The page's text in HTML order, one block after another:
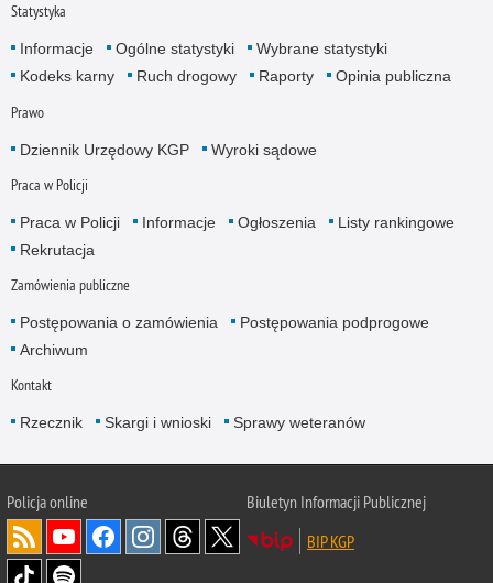
Statystyka
Informacje Ogólne statystyki
Wybrane statystyki
Kodeks karny
Ruch drogowy Raporty Opinia publiczna
Prawo
Dziennik Urzędowy KGP Wyroki sądowe
Praca w Policji
Praca w Policji Informacje Ogłoszenia
Listy rankingowe
Rekrutacja
Zamówienia publiczne
Postępowania o zamówienia
Postępowania podprogowe
Archiwum
Kontakt
Rzecznik Skargi i wnioski Sprawy weteranów
Policjaonline
Biuletyn Informacji Publicznej
BIP KGP